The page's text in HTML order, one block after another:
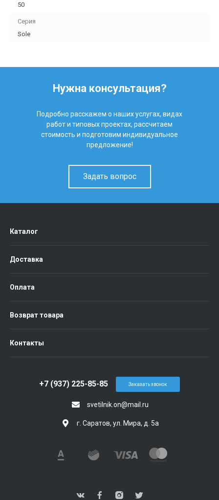
50
Серия
Sole
Нужна консультация?
Подробно расскажем о наших услугах, видах
работ и типовых проектах, рассчитаем
стоимость и подготовим индивидуальное
предложение!
Задать вопрос
Каталог
Доставка
Оплата
Возврат товара
Контакты
svetilnik.on@mail.ru
+7 (937) 225-85-85
г. Саратов, ул. Мира, д. 5а
Заказать звонок